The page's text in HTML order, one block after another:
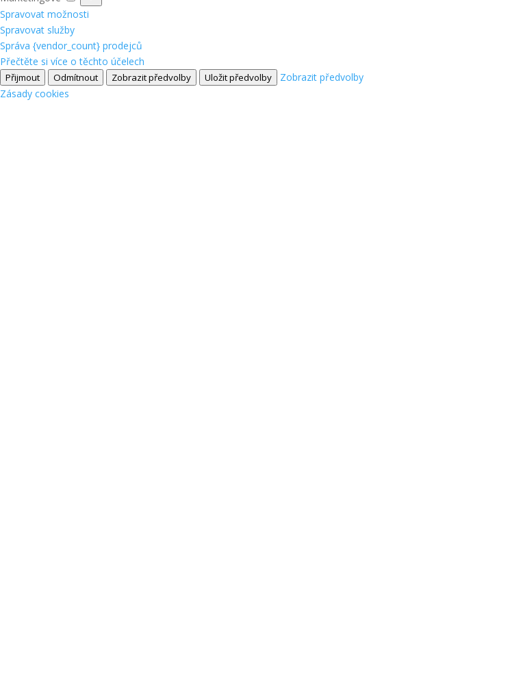
Spravovat možnosti
Spravovat služby
Správa {vendor_count} prodejců
Přečtěte si více o těchto účelech
Přijmout Odmítnout Zobrazit předvolby Uložit předvolby
Zobrazit předvolby
Zásady cookies